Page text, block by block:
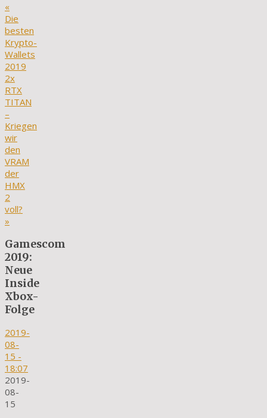
«
Die
besten
Krypto-
Wallets
2019
2x
RTX
TITAN
–
Kriegen
wir
den
VRAM
der
HMX
2
voll?
»
Gamescom
2019:
Neue
Inside
Xbox-
Folge
2019-
08-
15 -
18:07
2019-
08-
15